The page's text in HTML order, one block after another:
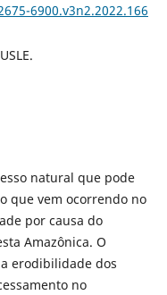
6900.v3n2.2022.166
natural que pode
que vem ocorrendo no
por causa do
Amazônica. O
erodibilidade dos
no